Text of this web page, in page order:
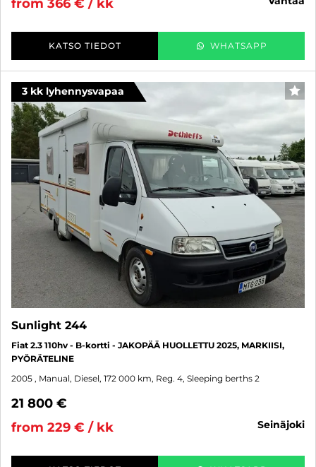
from 366 € / kk
KATSO TIEDOT WHATSAPP
3 kk lyhennysvapaa
Sunlight 244
Fiat 2.3 110hv - B-kortti - JAKOPÄÄ HUOLLETTU 2025, MARKIISI,
PYÖRÄTELINE
2005 , Manual, Diesel, 172 000 km, Reg. 4, Sleeping berths 2
21 800 €
from 229 € / kk
seinäjoki